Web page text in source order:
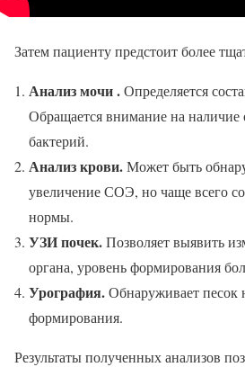
Затем пациенту предстоит более
Анализ мочи .Определяется
Обращается внимание на наличие
бактерий.
Анализ крови.Может быть
увеличение СОЭ, но чаще всего
нормы.
УЗИ почек.Позволяет выявить
органа, уровень формирования
Урография.Обнаруживает песок
формирования.
Результаты полученных анализов